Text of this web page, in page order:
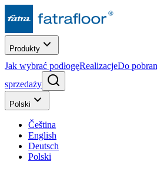
Produkty
Jak wybrać podłogęRealizacjeDo
sprzedaży
Polski
Čeština
English
Deutsch
Polski